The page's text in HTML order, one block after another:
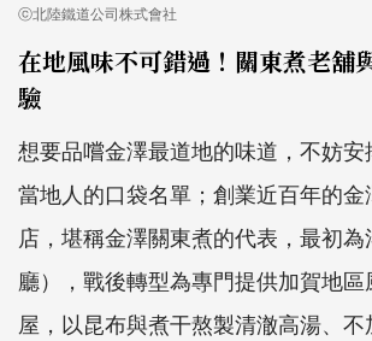
ⓒ北陸鐵道公司株式會社
在地風味不可錯過！關東煮老舖
驗
想要品嚐金澤最道地的味道，不妨
當地人的口袋名單；創業近百年的
店，堪稱金澤關東煮的代表，最初
廳），戰後轉型為專門提供加賀地
屋，以昆布與煮干熬製清澈高湯、